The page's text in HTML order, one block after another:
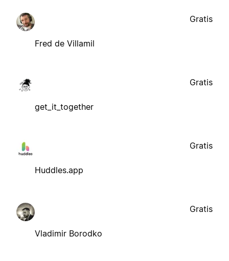
Fred de Villamil
Gratis
get_it_together
Gratis
Huddles.app
Gratis
Vladimir Borodko
Gratis